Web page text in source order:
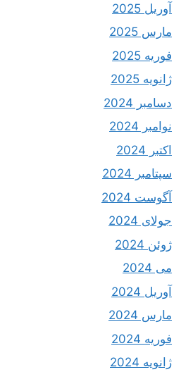
آوریل 2025
مارس 2025
فوریه 2025
ژانویه 2025
دسامبر 2024
نوامبر 2024
اکتبر 2024
سپتامبر 2024
آگوست 2024
جولای 2024
ژوئن 2024
می 2024
آوریل 2024
مارس 2024
فوریه 2024
ژانویه 2024